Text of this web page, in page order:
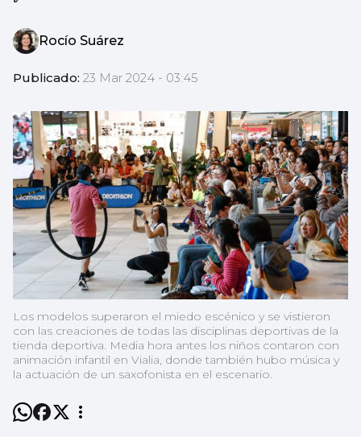
Rocío Suárez
Publicado: 23 Mar 2024 - 03:45
Los modelos superaron el miedo escénico y se vistieron
con las creaciones de todas las disciplinas deportivas de la
tienda deportiva. Media hora antes los niños contaron con
animación infantil en Vialia, donde también hubo música y
la actuación de un saxofonista en el escenario.